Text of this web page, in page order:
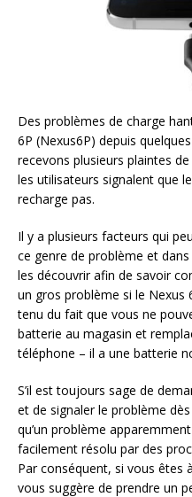
Des problèmes de charge
6P (Nexus6P) depuis
recevons plusieurs plaintes
les utilisateurs signalent que
recharge pas.
Il y a plusieurs facteurs qui
ce genre de problème et
les découvrir afin de savoir
un gros problème si le Nexus
tenu du fait que vous ne
batterie au magasin et
téléphone – il a une batterie
S’il est toujours sage de
et de signaler le problème
qu’un problème
facilement résolu par des
Par conséquent, si vous êtes
vous suggère de prendre un